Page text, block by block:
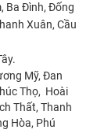
Ba Đình, Đống
Xuân, Cầu
Mỹ, Đan
Thọ, Hoài
Thất, Thanh
Hòa, Phú